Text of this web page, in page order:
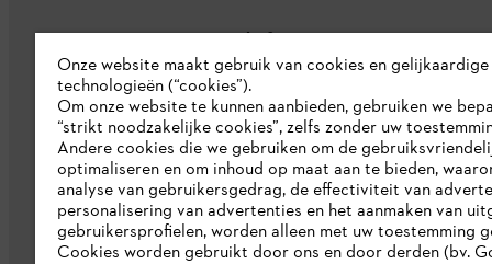
Bedrijf
Over ons
Pers
Werken bij STIHL
Duurzaamheid
STIHL rapportagesysteem
Onze website maakt gebruik van cookies en gelijkaardige
technologieën (“cookies”).
Om onze website te kunnen aanbieden, gebruiken we
“strikt noodzakelijke cookies”, zelfs zonder uw
Andere cookies die we gebruiken om de
optimaliseren en om inhoud op maat aan te bieden,
analyse van gebruikersgedrag, de effectiviteit van
personalisering van advertenties en het aanmaken van
gebruikersprofielen, worden alleen met uw toestemming
Cookies worden gebruikt door ons en door derden (bv.